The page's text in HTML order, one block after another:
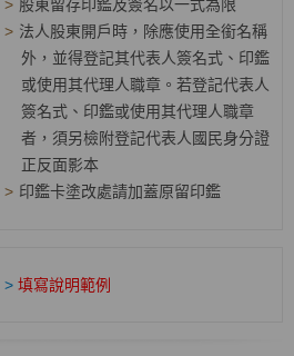
> 股東留存印鑑及簽名以一式為限
> 法人股東開戶時，除應使用全銜名稱
外，並得登記其代表人簽名式、印鑑
或使用其代理人職章。若登記代表人
簽名式、印鑑或使用其代理人職章
者，須另檢附登記代表人國民身分證
正反面影本
> 印鑑卡塗改處請加蓋原留印鑑
> 填寫說明範例